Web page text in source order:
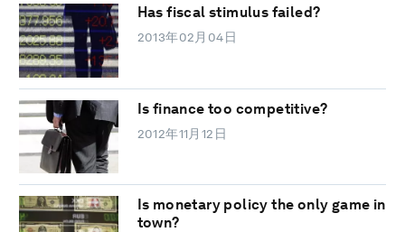
Has fiscal stimulus failed?
2013年02月04日
Is finance too competitive?
2012年11月12日
Is monetary policy the only game in
town?